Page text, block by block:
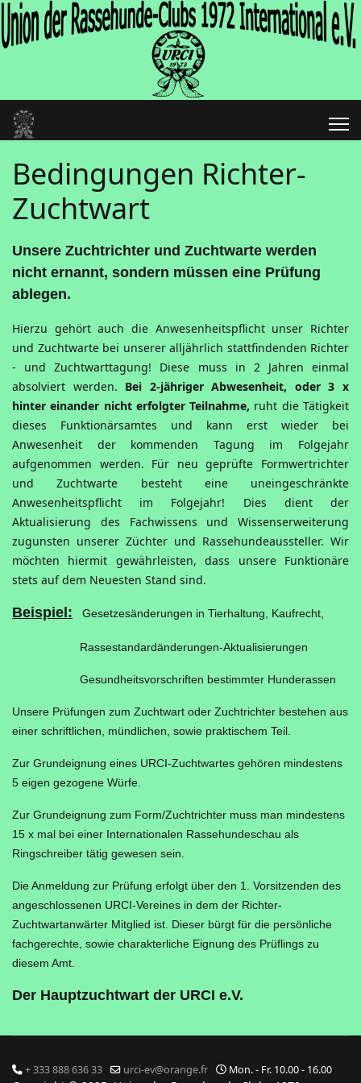
Bedingungen Richter-
Zuchtwart
Unsere Zuchtrichter und Zuchtwarte werden
nicht ernannt, sondern müssen eine Prüfung
ablegen.
Hierzu gehört auch die Anwesenheitspflicht unser Richter
und Zuchtwarte bei unserer alljährlich stattfindenden Richter
- und Zuchtwarttagung! Diese muss in 2 Jahren einmal
absolviert werden. Bei 2-jähriger Abwesenheit, oder 3 x
hinter einander nicht erfolgter Teilnahme, ruht die Tätigkeit
dieses Funktionärsamtes und kann erst wieder bei
Anwesenheit der kommenden Tagung im Folgejahr
aufgenommen werden. Für neu geprüfte Formwertrichter
und Zuchtwarte besteht eine uneingeschränkte
Anwesenheitspflicht im Folgejahr! Dies dient der
Aktualisierung des Fachwissens und Wissenserweiterung
zugunsten unserer Züchter und Rassehundeaussteller. Wir
möchten hiermit gewährleisten, dass unsere Funktionäre
stets auf dem Neuesten Stand sind.
Beispiel: Gesetzesänderungen in Tierhaltung, Kaufrecht,
Rassestandardänderungen-Aktualisierungen
Gesundheitsvorschriften bestimmter Hunderassen
Unsere Prüfungen zum Zuchtwart oder Zuchtrichter bestehen aus
einer schriftlichen, mündlichen, sowie praktischem Teil.
Zur Grundeignung eines URCI-Zuchtwartes gehören mindestens
5 eigen gezogene Würfe.
Zur Grundeignung zum Form/Zuchtrichter muss man mindestens
15 x mal bei einer Internationalen Rassehundeschau als
Ringschreiber tätig gewesen sein.
Die Anmeldung zur Prüfung erfolgt über den 1. Vorsitzenden des
angeschlossenen URCI-Vereines in dem der Richter-
Zuchtwartanwärter Mitglied ist. Dieser bürgt für die persönliche
fachgerechte, sowie charakterliche Eignung des Prüflings zu
diesem Amt.
Der Hauptzuchtwart der URCI e.V.
+ 333 888 636 33 urci-ev@orange.fr Mon. - Fr. 10.00 - 16.00